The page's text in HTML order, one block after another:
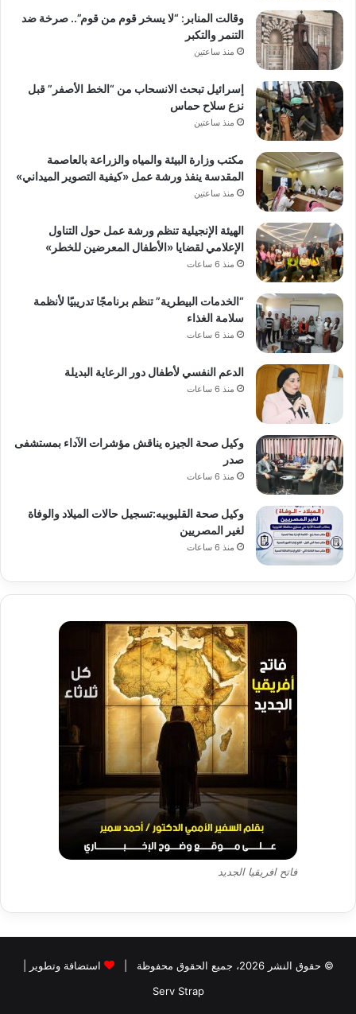
وقالت المنابر: “لا يسخر قوم من قوم”.. صرخة ضد
التنمر والتكبر
منذ ساعتين
إسرائيل تبحث الانسحاب من “الخط الأصفر” قبل
نزع سلاح حماس
منذ ساعتين
مكتب وزارة البيئة والمياه والزراعة بالعاصمة
المقدسة ينفذ ورشة عمل «كيفية التصوير الميداني»
منذ ساعتين
الهيئة الإنجيلية تنظم ورشة عمل حول التناول
الإعلامي لقضايا «الأطفال المعرضين للخطر»
منذ 6 ساعات
“الخدمات البيطرية” تنظم برنامجًا تدريبيًا لأنظمة
سلامة الغذاء
منذ 6 ساعات
الدعم النفسي لأطفال دور الرعاية البديلة
منذ 6 ساعات
وكيل صحة الجيزه يناقش مؤشرات الآداء بمستشفى
صدر
منذ 6 ساعات
وكيل صحة القليوبيه:تسجيل حالات الميلاد والوفاة
لغير المصريين
منذ 6 ساعات
فاتح افريقيا الجديد
© حقوق النشر 2026، جميع الحقوق محفوظة |
استضافة وتطوير |
Serv Strap